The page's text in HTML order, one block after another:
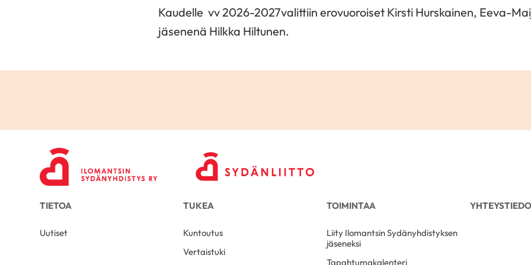
Kaudelle vv 2026-2027valittiin erovuoroiset Kirsti Hurskainen, Eeva-
jäsenenä Hilkka Hiltunen.
TIETOA
Uutiset
TUKEA
Kuntoutus
Vertaistuki
TOIMINTAA
Liity Ilomantsin Sydänyhdistyksen
jäseneksi
Tapahtumakalenteri